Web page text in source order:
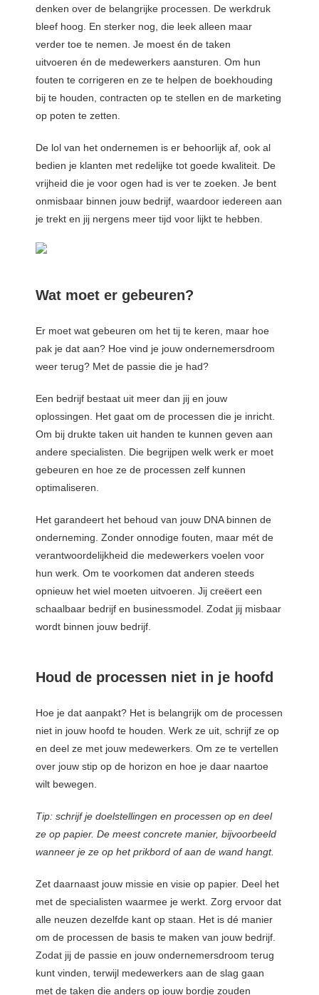
denken over de belangrijke processen. De werkdruk
bleef hoog. En sterker nog, die leek alleen maar
verder toe te nemen. Je moest én de taken
uitvoeren én de medewerkers aansturen. Om hun
fouten te corrigeren en ze te helpen de boekhouding
bij te houden, contracten op te stellen en de marketing
op poten te zetten.
De lol van het ondernemen is er behoorlijk af, ook al
bedien je klanten met redelijke tot goede kwaliteit. De
vrijheid die je voor ogen had is ver te zoeken. Je bent
onmisbaar binnen jouw bedrijf, waardoor iedereen aan
je trekt en jij nergens meer tijd voor lijkt te hebben.
Wat moet er gebeuren?
Er moet wat gebeuren om het tij te keren, maar hoe
pak je dat aan? Hoe vind je jouw ondernemersdroom
weer terug? Met de passie die je had?
Een bedrijf bestaat uit meer dan jij en jouw
oplossingen. Het gaat om de processen die je inricht.
Om bij drukte taken uit handen te kunnen geven aan
andere specialisten. Die begrijpen welk werk er moet
gebeuren en hoe ze de processen zelf kunnen
optimaliseren.
Het garandeert het behoud van jouw DNA binnen de
onderneming. Zonder onnodige fouten, maar mét de
verantwoordelijkheid die medewerkers voelen voor
hun werk. Om te voorkomen dat anderen steeds
opnieuw het wiel moeten uitvoeren. Jij creëert een
schaalbaar bedrijf en businessmodel. Zodat jij misbaar
wordt binnen jouw bedrijf.
Houd de processen niet in je hoofd
Hoe je dat aanpakt? Het is belangrijk om de processen
niet in jouw hoofd te houden. Werk ze uit, schrijf ze op
en deel ze met jouw medewerkers. Om ze te vertellen
over jouw stip op de horizon en hoe je daar naartoe
wilt bewegen.
Tip: schrijf je doelstellingen en processen op en deel
ze op papier. De meest concrete manier, bijvoorbeeld
wanneer je ze op het prikbord of aan de wand hangt.
Zet daarnaast jouw missie en visie op papier. Deel het
met de specialisten waarmee je werkt. Zorg ervoor dat
alle neuzen dezelfde kant op staan. Het is dé manier
om de processen de basis te maken van jouw bedrijf.
Zodat jij de passie en jouw ondernemersdroom terug
kunt vinden, terwijl medewerkers aan de slag gaan
met de taken die anders op jouw bordje zouden